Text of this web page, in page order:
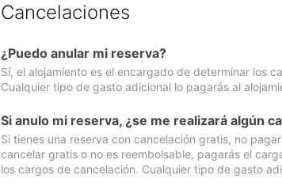
Cancelaciones
¿Puedo anular mi reserva?
Sí, el alojamiento es el encargado de determinar los
Cualquier tipo de gasto adicional lo pagarás al
Si anulo mi reserva, ¿se me realizará algún
Si tienes una reserva con cancelación gratis, no
cancelar gratis o no es reembolsable, pagarás el
los cargos de cancelación. Cualquier tipo de gasto